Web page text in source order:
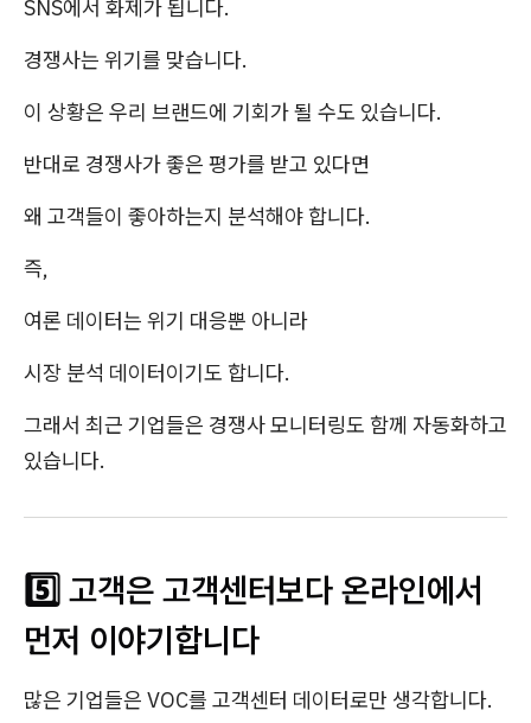
SNS에서 화제가 됩니다.
경쟁사는 위기를 맞습니다.
이 상황은 우리 브랜드에 기회가 될 수도 있습니다.
반대로 경쟁사가 좋은 평가를 받고 있다면
왜 고객들이 좋아하는지 분석해야 합니다.
즉,
여론 데이터는 위기 대응뿐 아니라
시장 분석 데이터이기도 합니다.
그래서 최근 기업들은 경쟁사 모니터링도 함께 자동화하고
있습니다.
5️⃣ 고객은 고객센터보다 온라인에서
먼저 이야기합니다
많은 기업들은 VOC를 고객센터 데이터로만 생각합니다.